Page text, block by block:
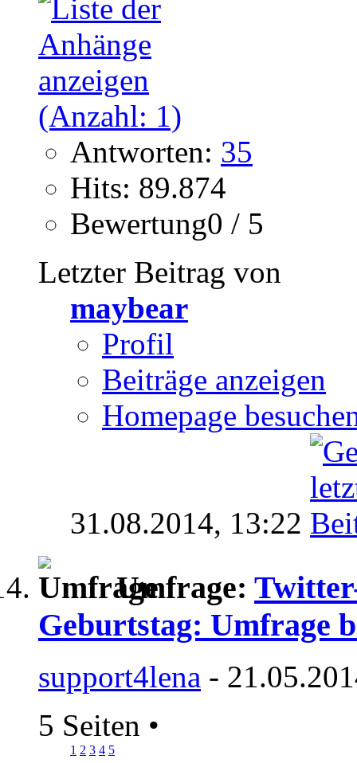
Antworten: 35
Hits: 89.874
Bewertung0 / 5
Letzter Beitrag von
maybear
Profil
Beiträge anzeigen
Homepage
31.08.2014, 13:22
Umfrage:
Geburtstag: Umfrage
support4lena -
5 Seiten •
1 2 3 4 5